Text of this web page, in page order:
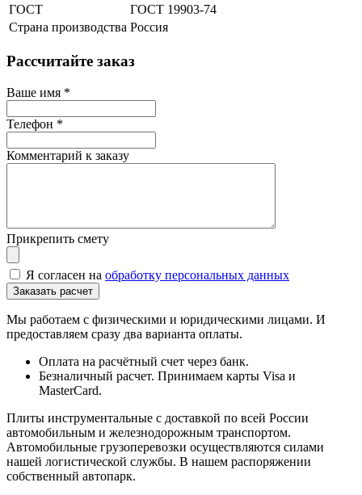
ГОСТ
ГОСТ 19903-74
Страна производства Россия
Рассчитайте заказ
Ваше имя *
Телефон *
Комментарий к заказу
Прикрепить смету
Я согласен на обработку персональных данных
Мы работаем с физическими и юридическими лицами. И
предоставляем сразу два варианта оплаты.
Оплата на расчётный счет через банк.
Безналичный расчет. Принимаем карты Visa и
MasterCard.
Плиты инструментальные с доставкой по всей России
автомобильным и железнодорожным транспортом.
Автомобильные грузоперевозки осуществляются силами
нашей логистической службы. В нашем распоряжении
собственный автопарк.